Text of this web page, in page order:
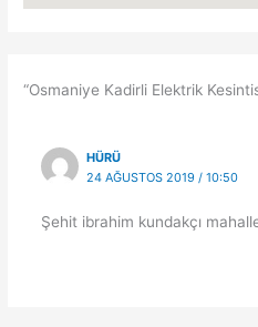
“Osmaniye Kadirli Elektrik
HÜRÜ
24 AĞUSTOS 2019 / 10:50
Şehit ibrahim kundakçı